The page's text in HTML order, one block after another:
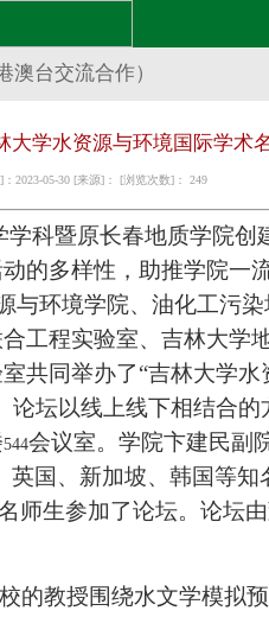
澳台交流合作）
大学水资源与环境国际学术
2023-05-30 [来源]： [浏览次数]： 249
学科暨原长春地质学院创
的多样性，助推学院一
与环境学院、油化工污
工程实验室、吉林大学
共同举办了“吉林大学水
论坛以线上线下相结合的
544会议室。学院卞建民副
英国、新加坡、韩国等知
师生参加了论坛。论坛
的教授围绕水文学模拟